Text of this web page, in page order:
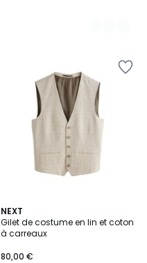
NEXT
Gilet de costume en lin et coton
à carreaux
80,00 €